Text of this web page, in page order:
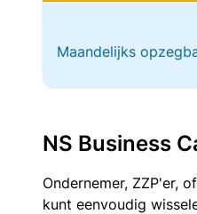
Maandelijks
NS Business
Ondernemer, ZZP'er,
kunt eenvoudig